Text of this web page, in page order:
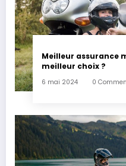
Meilleur assurance
meilleur choix ?
6 mai 2024 0